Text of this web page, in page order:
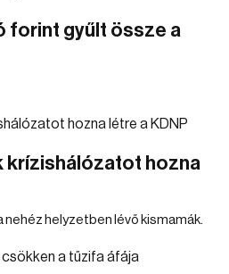
forint gyűlt össze a
krízishálózatot hozna
helyzetben lévő kismamák.